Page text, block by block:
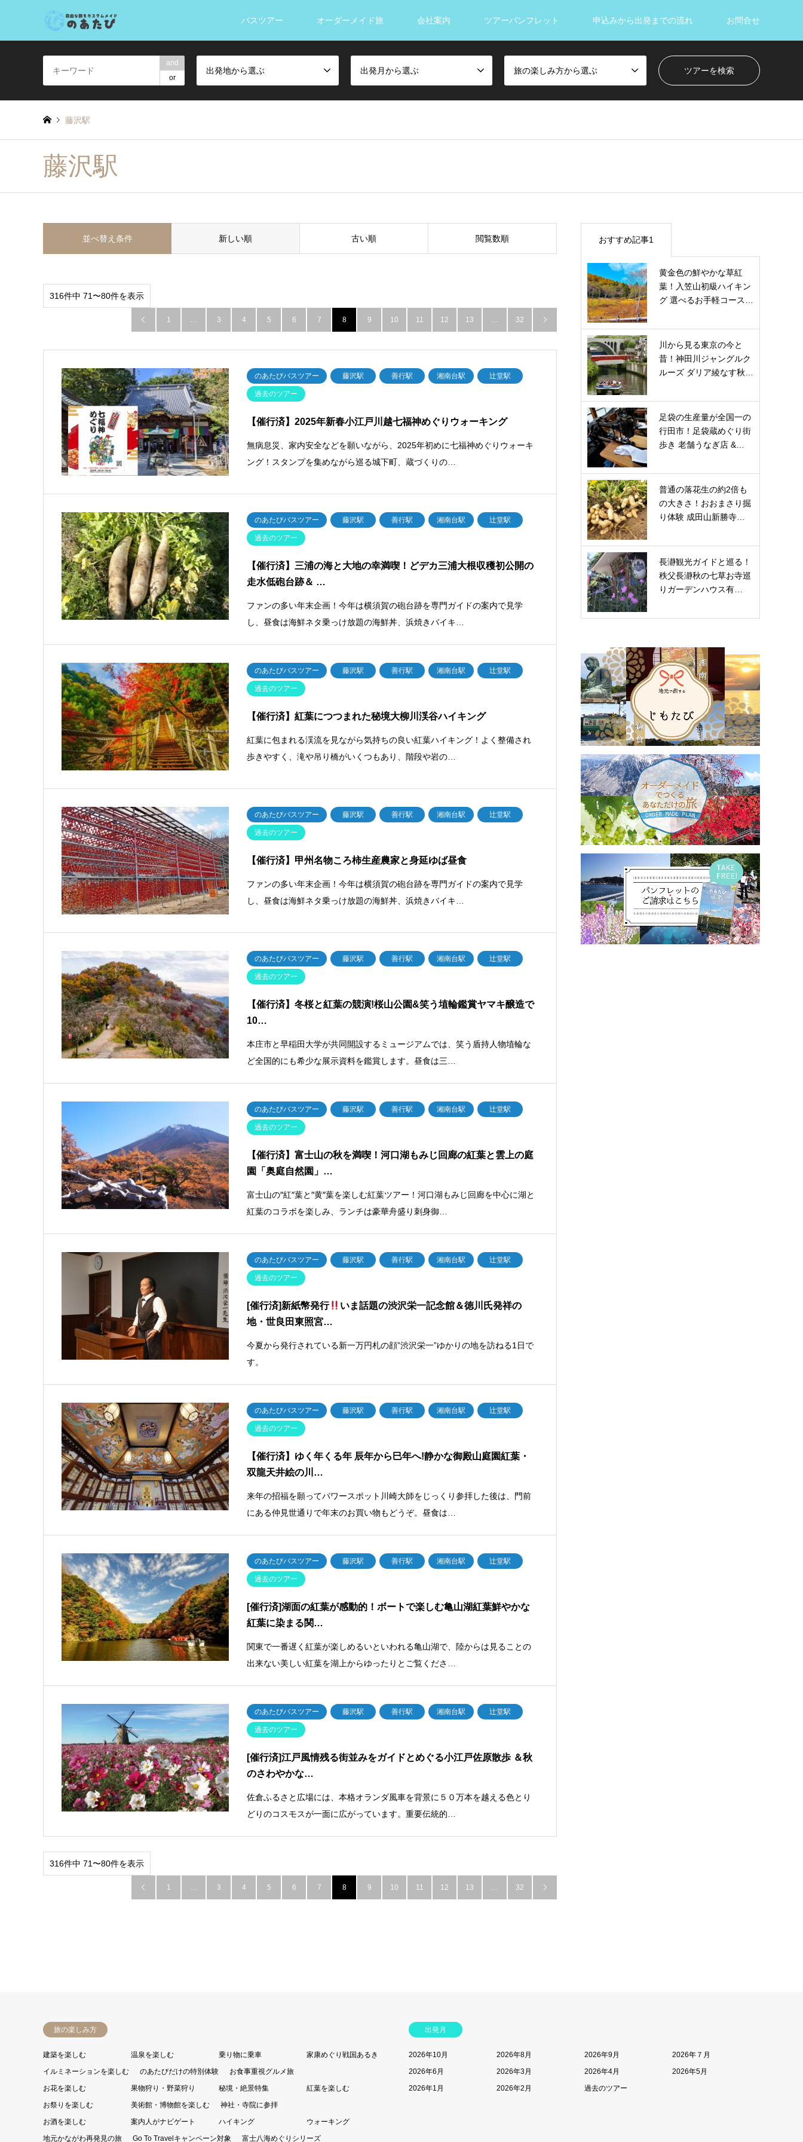
バスツアー オーダーメイド旅 会社案内 ツアーパンフレット 申込みから出発までの流れ お問合せ
and
or
出発地から選ぶ 出発月から選ぶ 旅の楽しみ方から選ぶ
藤沢駅
藤沢駅
並べ替え条件 新しい順 古い順 閲覧数順
316件中 71〜80件を表示
 1 … 3 4 5 6 7 8 9 10 11 12 13 … 32 
のあたびバスツアー 藤沢駅 善行駅 湘南台駅 辻堂駅
過去のツアー
【催行済】2025年新春小江戸川越七福神めぐりウォーキング
無病息災、家内安全などを願いながら、2025年初めに七福神めぐりウォーキ
ング！スタンプを集めながら巡る城下町、蔵づくりの…
のあたびバスツアー 藤沢駅 善行駅 湘南台駅 辻堂駅
過去のツアー
【催行済】三浦の海と大地の幸満喫！どデカ三浦大根収穫初公開の
走水低砲台跡＆ …
ファンの多い年末企画！今年は横須賀の砲台跡を専門ガイドの案内で見学
し、昼食は海鮮ネタ乗っけ放題の海鮮丼、浜焼きバイキ…
のあたびバスツアー 藤沢駅 善行駅 湘南台駅 辻堂駅
過去のツアー
【催行済】紅葉につつまれた秘境大柳川渓谷ハイキング
紅葉に包まれる渓流を見ながら気持ちの良い紅葉ハイキング！よく整備され
歩きやすく、滝や吊り橋がいくつもあり、階段や岩の…
のあたびバスツアー 藤沢駅 善行駅 湘南台駅 辻堂駅
過去のツアー
【催行済】甲州名物ころ柿生産農家と身延ゆば昼食
ファンの多い年末企画！今年は横須賀の砲台跡を専門ガイドの案内で見学
し、昼食は海鮮ネタ乗っけ放題の海鮮丼、浜焼きバイキ…
のあたびバスツアー 藤沢駅 善行駅 湘南台駅 辻堂駅
過去のツアー
【催行済】冬桜と紅葉の競演!桜山公園&笑う埴輪鑑賞ヤマキ醸造で
10…
本庄市と早稲田大学が共同開設するミュージアムでは、笑う盾持人物埴輪な
ど全国的にも希少な展示資料を鑑賞します。昼食は三…
のあたびバスツアー 藤沢駅 善行駅 湘南台駅 辻堂駅
過去のツアー
【催行済】富士山の秋を満喫！河口湖もみじ回廊の紅葉と雲上の庭
園「奥庭自然園」…
富士山の″紅″葉と″黄″葉を楽しむ紅葉ツアー！河口湖もみじ回廊を中心に湖と
紅葉のコラボを楽しみ、ランチは豪華舟盛り刺身御…
のあたびバスツアー 藤沢駅 善行駅 湘南台駅 辻堂駅
過去のツアー
[催行済]新紙幣発行
いま話題の渋沢栄一記念館＆徳川氏発祥の
地・世良田東照宮…
今夏から発行されている新一万円札の顔”渋沢栄一”ゆかりの地を訪ねる1日で
す。
のあたびバスツアー 藤沢駅 善行駅 湘南台駅 辻堂駅
過去のツアー
【催行済】ゆく年くる年 辰年から巳年へ!静かな御殿山庭園紅葉・
双龍天井絵の川…
来年の招福を願ってパワースポット川崎大師をじっくり参拝した後は、門前
にある仲見世通りで年末のお買い物もどうぞ。昼食は…
のあたびバスツアー 藤沢駅 善行駅 湘南台駅 辻堂駅
過去のツアー
[催行済]湖面の紅葉が感動的！ボートで楽しむ亀山湖紅葉鮮やかな
紅葉に染まる関…
関東で一番遅く紅葉が楽しめるいといわれる亀山湖で、陸からは見ることの
出来ない美しい紅葉を湖上からゆったりとご覧くださ…
のあたびバスツアー 藤沢駅 善行駅 湘南台駅 辻堂駅
過去のツアー
[催行済]江戸風情残る街並みをガイドとめぐる小江戸佐原散歩 ＆秋
のさわやかな…
佐倉ふるさと広場には、本格オランダ風車を背景に５０万本を越える色とり
どりのコスモスが一面に広がっています。重要伝統的…
316件中 71〜80件を表示
 1 … 3 4 5 6 7 8 9 10 11 12 13 … 32 
おすすめ記事1
黄金色の鮮やかな草紅
葉！入笠山初級ハイキン
グ 選べるお手軽コース…
川から見る東京の今と
昔！神田川ジャングルク
ルーズ ダリア綾なす秋…
足袋の生産量が全国一の
行田市！足袋蔵めぐり街
歩き 老舗うなぎ店 &…
普通の落花生の約2倍も
の大きさ！おおまさり掘
り体験 成田山新勝寺…
長瀞観光ガイドと巡る！
秩父長瀞秋の七草お寺巡
りガーデンハウス有…
旅の楽しみ方
建築を楽しむ 温泉を楽しむ 乗り物に乗車
家康めぐり戦国あるき
イルミネーションを楽しむ
のあたびだけの特別体験
お食事重視グルメ旅
お花を楽しむ
果物狩り・野菜狩り 秘境・絶景特集
紅葉を楽しむ
お祭りを楽しむ
美術館・博物館を楽しむ
神社・寺院に参拝
お酒を楽しむ
案内人がナビゲート ハイキング
ウォーキング
地元かながわ再発見の旅
Go To Travelキャンペーン対象 富士八海めぐりシリーズ
出発月
2026年10月 2026年8月 2026年9月
2026年７月
2026年6月
2026年3月 2026年4月
2026年5月
2026年1月
2026年2月 過去のツアー